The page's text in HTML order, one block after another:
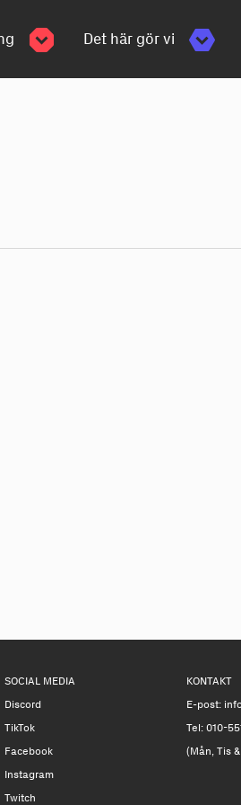
Det här gör vi
SOCIAL MEDIA
Discord
TikTok
Facebook
Instagram
Twitch
KONTAKT
E-post:
Tel: 010-
(Mån, Tis